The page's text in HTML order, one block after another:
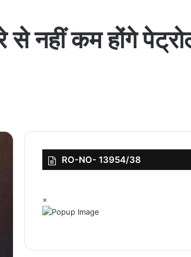
से नहीं कम होंगे
RO-NO- 13954/38
×